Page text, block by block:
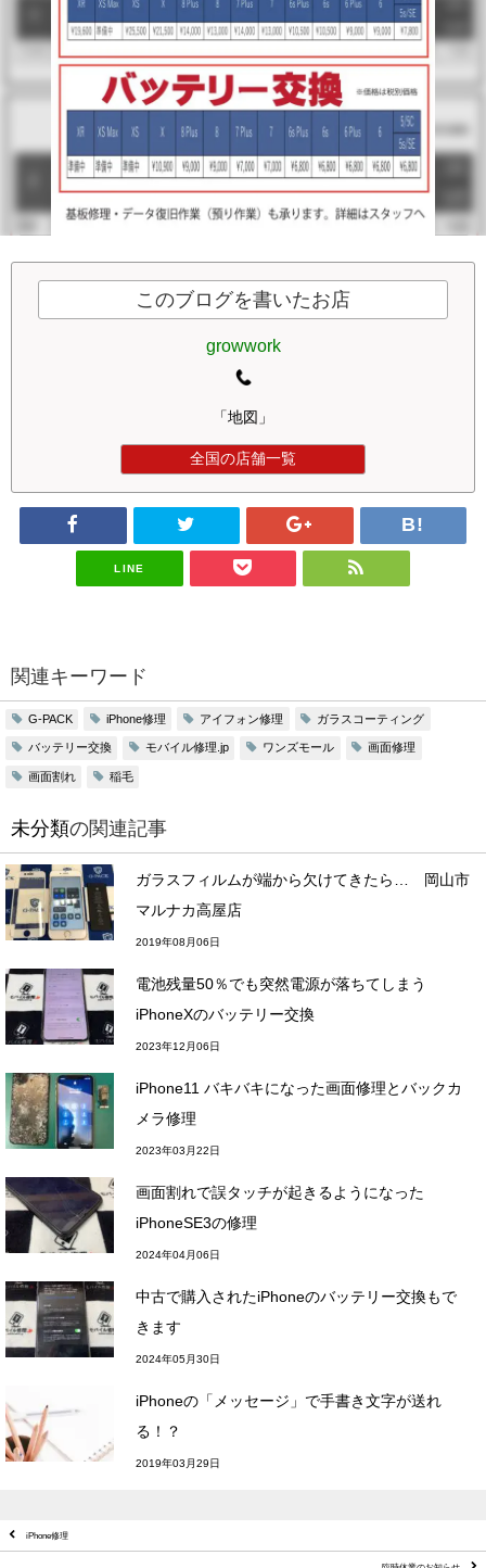
このブログを書いたお店
growwork
「地図」
全国の店舗一覧
LINE
関連キーワード
G-PACK iPhone修理 アイフォン修理 ガラスコーティング
バッテリー交換 モバイル修理.jp ワンズモール 画面修理
画面割れ 稲毛
未分類の関連記事
ガラスフィルムが端から欠けてきたら… 岡山市
マルナカ高屋店
2019年08月06日
電池残量50％でも突然電源が落ちてしまう
iPhoneXのバッテリー交換
2023年12月06日
iPhone11 バキバキになった画面修理とバックカ
メラ修理
2023年03月22日
画面割れで誤タッチが起きるようになった
iPhoneSE3の修理
2024年04月06日
中古で購入されたiPhoneのバッテリー交換もで
きます
2024年05月30日
iPhoneの「メッセージ」で手書き文字が送れ
る！？
2019年03月29日
iPhone修理